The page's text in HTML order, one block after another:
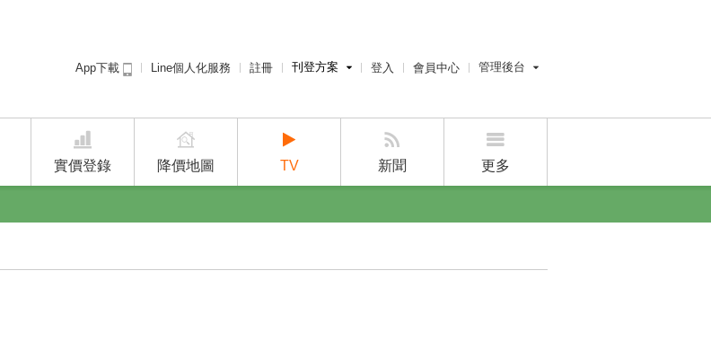
App下載 Line個人化服務 註冊 刊登方案
廣告刊登
建案刊登
登入 會員中心 管理後台
屋主管理後台
實價登錄 降價地圖 TV 新聞 更多